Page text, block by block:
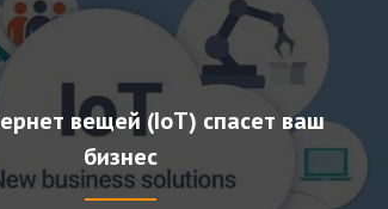
вещей (IoT) спасет ваш
бизнес